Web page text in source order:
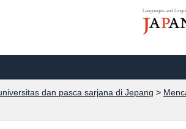
Languages and
dan pasca sarjana di Jepang >